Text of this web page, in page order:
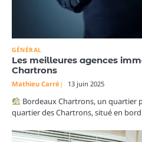
GÉNÉRAL
Les meilleures agences
Chartrons
Mathieu Carré 13 juin 2025
Bordeaux Chartrons, un quartier
quartier des Chartrons, situé en